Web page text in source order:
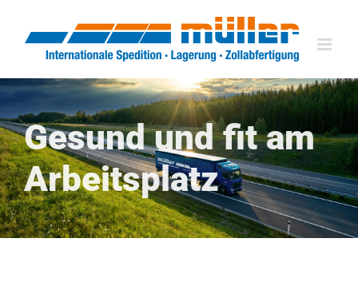
Inhalt
Gesund und fit am
Arbeitsplatz